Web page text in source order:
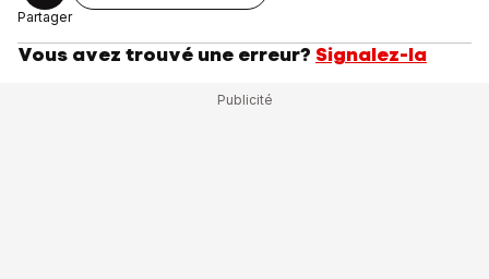
Partager
Vous avez trouvé une erreur? Signalez-la